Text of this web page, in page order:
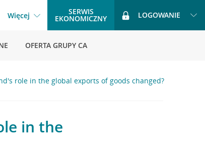
Więcej SERWIS
EKONOMICZNY LOGOWANIE
OFERTA GRUPY CA
role in the global exports of goods changed?
in the